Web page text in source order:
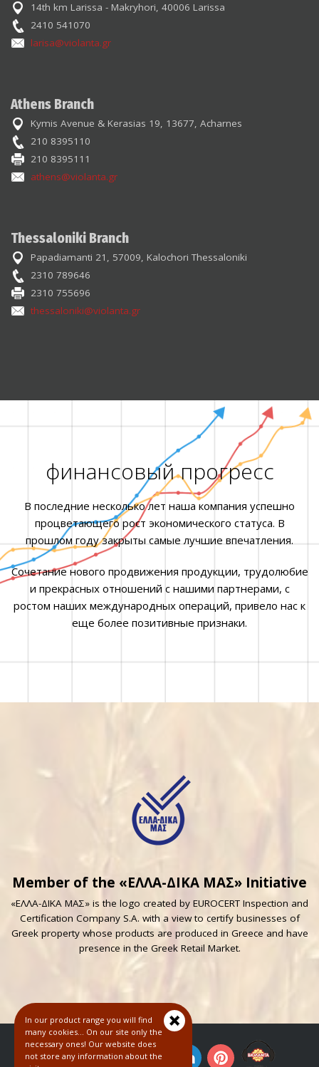
14th km Larissa - Makryhori, 40006 Larissa
2410 541070
larisa@violanta.gr
Athens Branch
Kymis Avenue & Kerasias 19, 13677, Acharnes
210 8395110
210 8395111
athens@violanta.gr
Thessaloniki Branch
Papadiamanti 21, 57009, Kalochori Thessaloniki
2310 789646
2310 755696
thessaloniki@violanta.gr
финансовый прогресс
В последние несколько лет наша компания успешно
процветающего рост экономического статуса. В
прошлом году закрыты самые лучшие впечатления.
Сочетание нового продвижения продукции, трудолюбие
и прекрасных отношений с нашими партнерами, с
ростом наших международных операций, привело нас к
еще более позитивные признаки.
Member of the «ΕΛΛΑ-ΔΙΚΑ ΜΑΣ» Initiative
«ΕΛΛΑ-ΔΙΚΑ ΜΑΣ» is the logo created by EUROCERT Inspection and
Certification Company S.A. with a view to certify businesses of
Greek property whose products are produced in Greece and have
presence in the Greek Retail Market.
In our product range you will find
many cookies... On our site only the
necessary ones! Our website does
not store any information about the